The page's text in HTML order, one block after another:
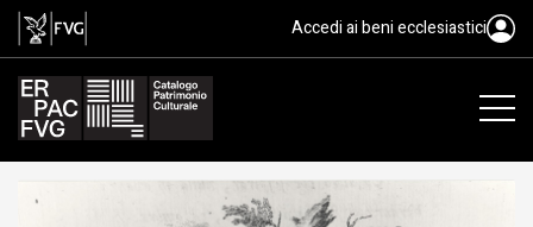
Magnini Giovanni, XVIII
Accedi ai beni ecclesiastici